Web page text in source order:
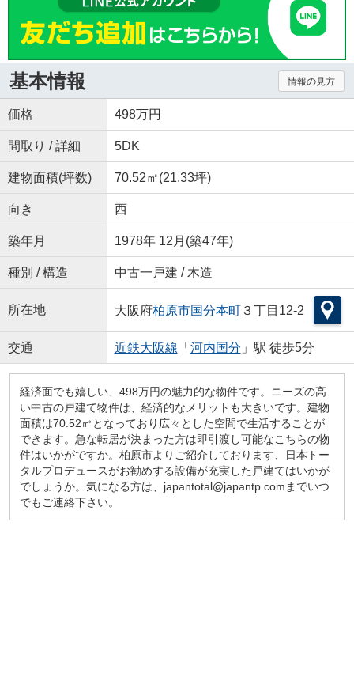
基本情報 情報の見方
価格 498万円
間取り / 詳細 5DK
建物面積(坪数) 70.52㎡(21.33坪)
向き 西
築年月 1978年 12月(築47年)
種別 / 構造 中古一戸建 / 木造
所在地 大阪府柏原市国分本町３丁目12-2
交通 近鉄大阪線 「 河内国分 」駅 徒歩5分
経済面でも嬉しい、498万円の魅力的な物件です。ニーズの高
い中古の戸建て物件は、経済的なメリットも大きいです。建物
面積は70.52㎡となっており広々とした空間で生活することが
できます。急な転居が決まった方は即引渡し可能なこちらの物
件はいかがですか。柏原市よりご紹介しております、日本トー
タルプロデュースがお勧めする設備が充実した戸建てはいかが
でしょうか。気になる方は、japantotal@japantp.comまでいつ
でもご連絡下さい。